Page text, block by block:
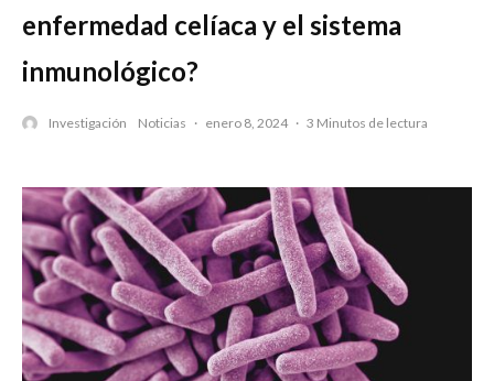
enfermedad celíaca y el sistema
inmunológico?
Investigación Noticias · enero 8, 2024 · 3 Minutos de lectura